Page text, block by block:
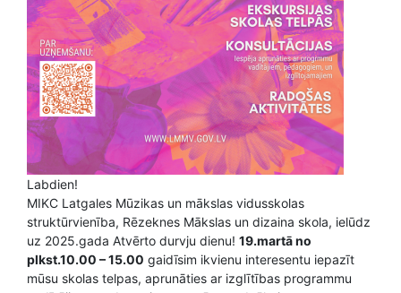
Labdien!
MIKC Latgales Mūzikas un mākslas vidusskolas
struktūrvienība, Rēzeknes Mākslas un dizaina skola, ielūdz
uz 2025.gada Atvērto durvju dienu! 19.martā no
plkst.10.00 – 15.00 gaidīsim ikvienu interesentu iepazīt
mūsu skolas telpas, aprunāties ar izglītības programmu